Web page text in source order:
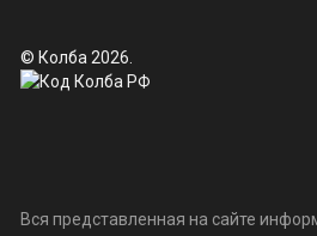
© Колба 2026.
Вся представленная на сайте